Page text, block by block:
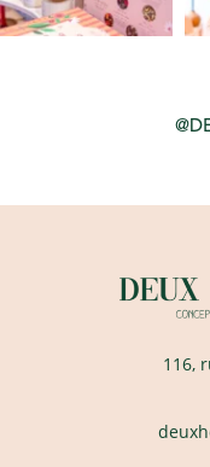
116,